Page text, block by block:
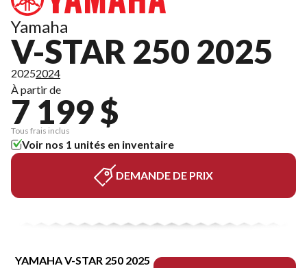
Yamaha
V-STAR 250 2025
20252024
À partir de
7 199 $
Tous frais inclus
Voir nos 1 unités en inventaire
DEMANDE DE PRIX
YAMAHA V-STAR 250 2025